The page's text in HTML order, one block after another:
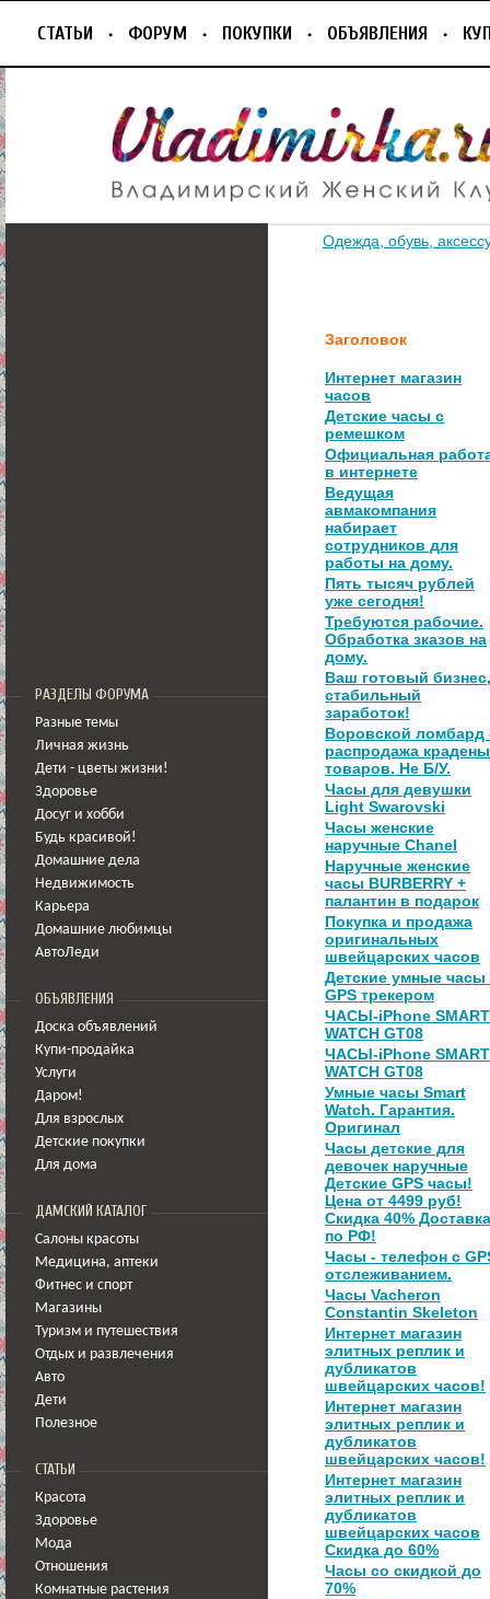
СТАТЬИ ФОРУМ ПОКУПКИ ОБЪЯВЛЕНИЯ
РАЗДЕЛЫ ФОРУМА
Разные темы
Личная жизнь
Дети - цветы жизни!
Здоровье
Досуг и хобби
Будь красивой!
Домашние дела
Недвижимость
Карьера
Домашние любимцы
АвтоЛеди
ОБЪЯВЛЕНИЯ
Доска объявлений
Купи-продайка
Услуги
Даром!
Для взрослых
Детские покупки
Для дома
ДАМСКИЙ КАТАЛОГ
Салоны красоты
Медицина, аптеки
Фитнес и спорт
Магазины
Туризм и путешествия
Отдых и развлечения
Авто
Дети
Полезное
СТАТЬИ
Красота
Здоровье
Мода
Отношения
Комнатные растения
Одежда, обувь,
Заголовок
Интернет магазин
часов
Детские часы с
ремешком
Официальная
в интернете
Ведущая
авмакомпания
набирает
сотрудников для
работы на дому.
Пять тысяч рублей
уже сегодня!
Требуются рабочие.
Обработка зказов на
дому.
Ваш готовый бизнес,
стабильный
заработок!
Воровской ломбард
распродажа
товаров. Не Б/У.
Часы для девушки
Light Swarovski
Часы женские
наручные Chanel
Наручные женские
часы BURBERRY +
палантин в подарок
Покупка и продажа
оригинальных
швейцарских часов
Детские умные часы
GPS трекером
ЧАСЫ-iPhone SMART
WATCH GT08
ЧАСЫ-iPhone SMART
WATCH GT08
Умные часы Smart
Watch. Гарантия.
Оригинал
Часы детские для
девочек наручные
Детские GPS часы!
Цена от 4499 руб!
Скидка 40% Доставка
по РФ!
Часы - телефон с
отслеживанием.
Часы Vacheron
Constantin Skeleton
Интернет магазин
элитных реплик и
дубликатов
швейцарских часов!
Интернет магазин
элитных реплик и
дубликатов
швейцарских часов!
Интернет магазин
элитных реплик и
дубликатов
швейцарских часов
Скидка до 60%
Часы со скидкой до
70%